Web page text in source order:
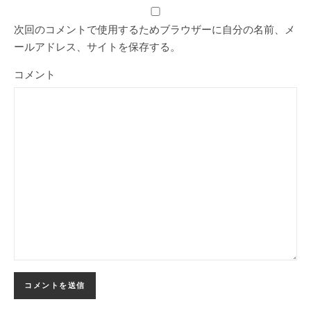
次回のコメントで使用するためブラウザーに自分の名前、メ
ールアドレス、サイトを保存する。
コメント